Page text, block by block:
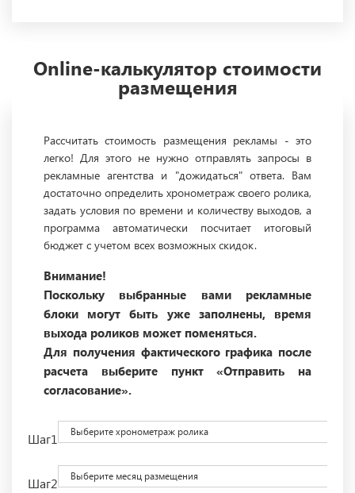
Online-калькулятор стоимости
размещения
Рассчитать стоимость размещения рекламы - это
легко! Для этого не нужно отправлять запросы в
рекламные агентства и "дожидаться" ответа. Вам
достаточно определить хронометраж своего ролика,
задать условия по времени и количеству выходов, а
программа автоматически посчитает итоговый
бюджет с учетом всех возможных скидок.
Внимание!
Поскольку выбранные вами рекламные
блоки могут быть уже заполнены, время
выхода роликов может поменяться.
Для получения фактического графика после
расчета выберите пункт «Отправить на
согласование».
Шаг1 Выберите хронометраж ролика
Шаг2 Выберите месяц размещения